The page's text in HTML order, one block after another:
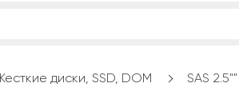
диски, SSD, DOM SAS 2.5""